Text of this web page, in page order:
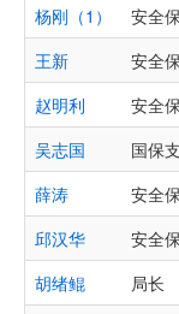
杨刚（1）
安全
王新
安全
赵明利
安全
吴志国
国保
薛涛
安全
邱汉华
安全
胡绪鲲
局长